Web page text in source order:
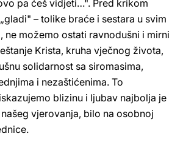
pa ćeš vidjeti…". Pred krikom
– tolike braće i sestara u svim
ne možemo ostati ravnodušni i mirni
Krista, kruha vječnog života,
solidarnost sa siromasima,
i nezaštićenima. To
blizinu i ljubav najbolja je
vjerovanja, bilo na osobnoj